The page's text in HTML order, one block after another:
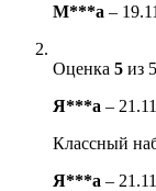
М***а –
Оценка 5 из 5
Я***а –
Классный
Я***а –